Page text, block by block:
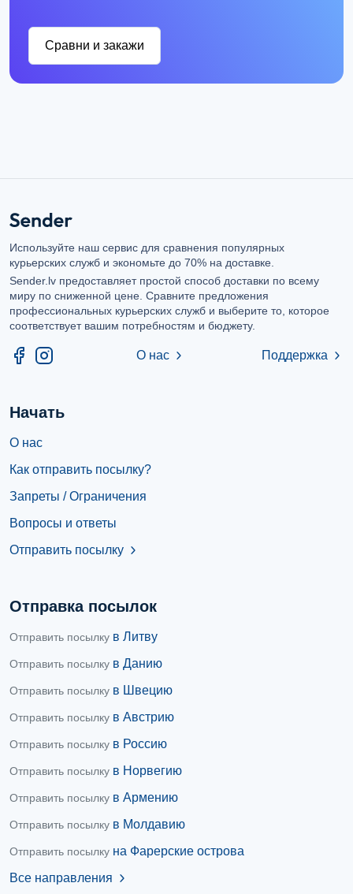
Сравни и закажи
Используйте наш сервис для сравнения популярных
курьерских служб и экономьте до 70% на доставке.
Sender.lv предоставляет простой способ доставки по всему
миру по сниженной цене. Сравните предложения
профессиональных курьерских служб и выберите то, которое
соответствует вашим потребностям и бюджету.
О нас chevron_right Поддержка chevron_right
Начать
О нас
Как отправить посылку?
Запреты / Ограничения
Вопросы и ответы
Отправить посылку chevron_right
Отправка посылок
Отправить посылку в Литву
Отправить посылку в Данию
Отправить посылку в Швецию
Отправить посылку в Австрию
Отправить посылку в Россию
Отправить посылку в Норвегию
Отправить посылку в Армению
Отправить посылку в Молдавию
Отправить посылку на Фарерские острова
Все направления
chevron_right